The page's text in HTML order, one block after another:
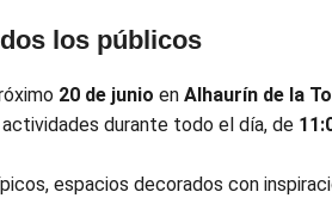
los públicos
20 de junio en Alhaurín de la
durante todo el día, de
espacios decorados con